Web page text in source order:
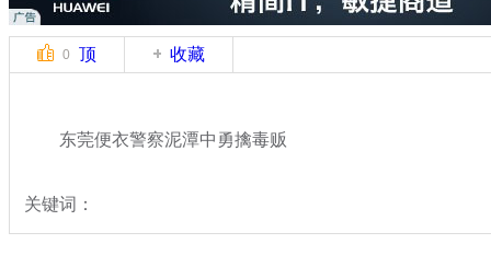
0 顶 收藏
东莞便衣警察泥潭中勇擒毒贩
关键词：